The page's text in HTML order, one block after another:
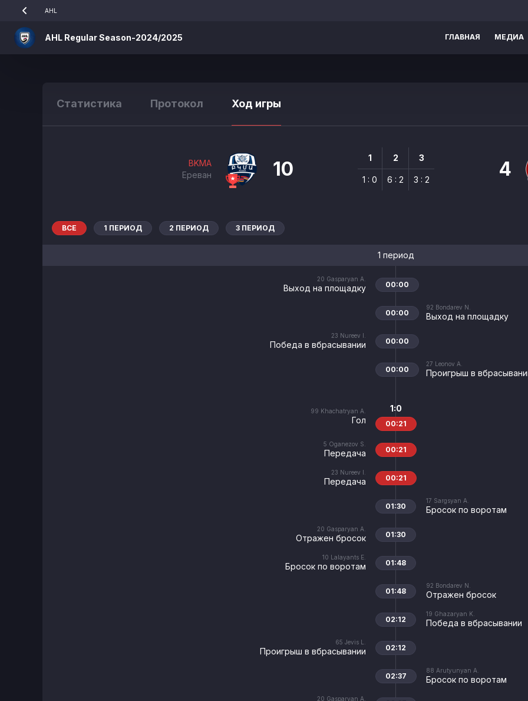
AHL
AHL Regular Season-2024/2025 ГЛАВНАЯ МЕДИА
Статистика Протокол Ход игры
BKMA
Ереван
10 1
1 : 0
2
6 : 2
3
3 : 2 4
ВСЕ 1 ПЕРИОД 2 ПЕРИОД 3 ПЕРИОД
1 период
20 Gasparyan A.
Выход на площадку 00:00
92 Bondarev N.
Выход на площадку
00:00
23 Nureev I.
Победа в вбрасывании 00:00
27 Leonov A.
Проигрыш в
00:00
99 Khachatryan A.
Гол
1:0
00:21
5 Oganezov S.
Передача 00:21
23 Nureev I.
Передача 00:21
17 Sargsyan A.
Бросок по воротам
01:30
20 Gasparyan A.
Отражен бросок 01:30
10 Lalayants E.
Бросок по воротам 01:48
92 Bondarev N.
Отражен бросок
01:48
19 Ghazaryan K.
Победа в вбрасывании
02:12
65 Jevis L.
Проигрыш в вбрасывании 02:12
88 Arutyunyan A.
Бросок по воротам
02:37
20 Gasparyan A.